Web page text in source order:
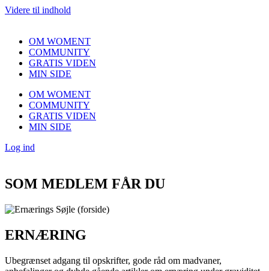
Videre til indhold
OM WOMENT
COMMUNITY
GRATIS VIDEN
MIN SIDE
OM WOMENT
COMMUNITY
GRATIS VIDEN
MIN SIDE
Log ind
SOM MEDLEM FÅR DU
ERNÆRING
Ubegrænset adgang til opskrifter, gode råd om madvaner,